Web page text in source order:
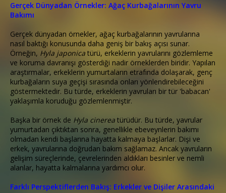
Gerçek Dünyadan Örnekler: Ağaç Kurbağalarının Yavru
Bakımı
Gerçek dünyadan örnekler, ağaç kurbağalarının yavrularına
nasıl baktığı konusunda daha geniş bir bakış açısı sunar.
Örneğin, Hyla japonicatürü, erkeklerin yavrularını gözlemleme
ve koruma davranışı gösterdiği nadir örneklerden biridir. Yapılan
araştırmalar, erkeklerin yumurtaların etrafında dolaşarak, genç
kurbağaların suya geçişi sırasında onları yönlendirebileceğini
göstermektedir. Bu türde, erkeklerin yavruları bir tür 'babacan'
yaklaşımla koruduğu gözlemlenmiştir.
Başka bir örnek de Hyla cinerea türüdür. Bu türde, yavrular
yumurtadan çıktıktan sonra, genellikle ebeveynlerin bakımı
olmadan kendi başlarına hayatta kalmaya başlarlar. Dişi ve
erkek, yavrularına doğrudan bakım sağlamaz. Ancak yavruların
gelişim süreçlerinde, çevrelerinden aldıkları besinler ve nemli
alanlar, hayatta kalmalarına yardımcı olur.
Farklı Perspektiflerden Bakış: Erkekler ve Dişiler Arasındaki